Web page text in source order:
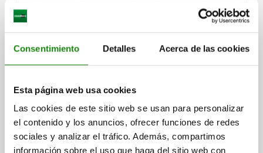
Consentimiento Detalles Acerca de las cookies
Esta página web usa cookies
Las cookies de este sitio web se usan para personalizar
el contenido y los anuncios, ofrecer funciones de redes
sociales y analizar el tráfico. Además, compartimos
información sobre el uso que haga del sitio web con
A2=76
A3=38
CAPACIDAD DE CARGA POR PAR KG=3
Referencia:21332-05-0100
más IVA.
21332-05